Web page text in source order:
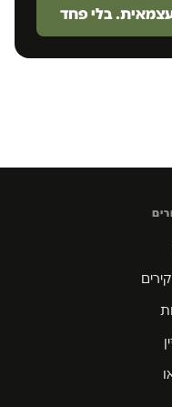
בלי פחד